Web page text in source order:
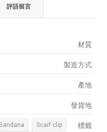
評語留言
材質
製造方式
產地
發貨地
標籤
Bandana
Scarf clip